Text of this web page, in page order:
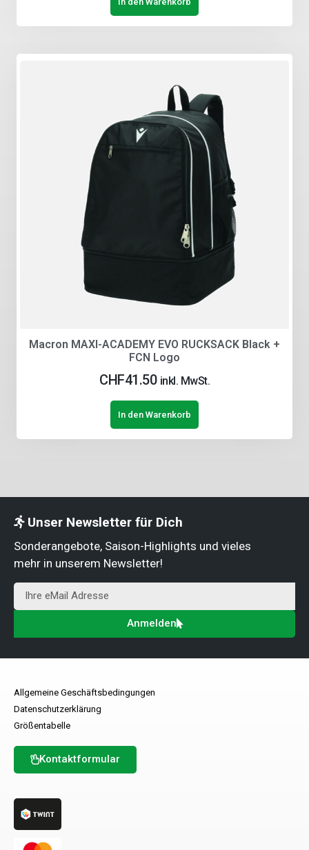
Macron MAXI-ACADEMY EVO RUCKSACK Black +
FCN Logo
CHF41.50 inkl. MwSt.
In den Warenkorb
Unser Newsletter für Dich
Sonderangebote, Saison-Highlights und vieles
mehr in unserem Newsletter!
Anmelden
Allgemeine Geschäftsbedingungen
Datenschutzerklärung
Größentabelle
Kontaktformular